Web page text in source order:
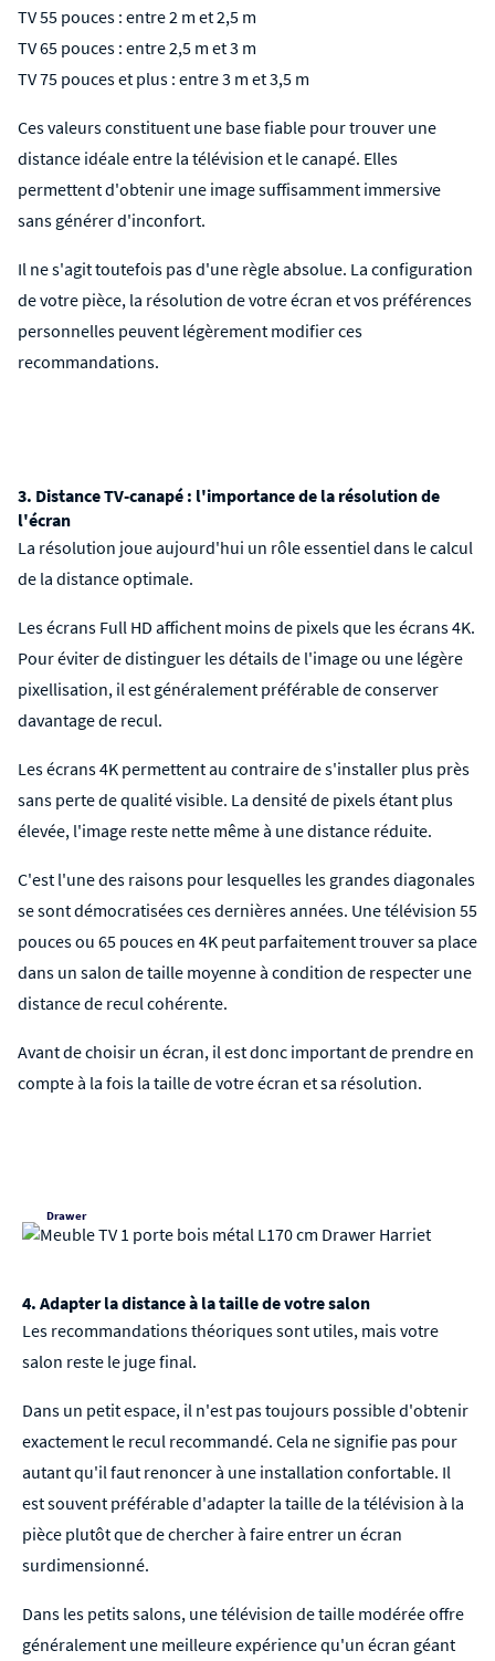
TV 55 pouces : entre 2 m et 2,5 m
TV 65 pouces : entre 2,5 m et 3 m
TV 75 pouces et plus : entre 3 m et 3,5 m
Ces valeurs constituent une base fiable pour trouver une
distance idéale entre la télévision et lecanapé. Elles
permettent d'obtenir une image suffisamment immersive
sans générer d'inconfort.
Il ne s'agit toutefois pas d'une règle absolue. La configuration
de votre pièce, la résolution de votre écran et vos préférences
personnelles peuvent légèrement modifier ces
recommandations.
3. Distance TV-canapé : l'importance de la résolution de
l'écran
La résolution joue aujourd'hui un rôle essentiel dans le calcul
de la distance optimale.
Les écrans Full HD affichent moins de pixels que les écrans 4K.
Pour éviter de distinguer les détails de l'image ou une légère
pixellisation, il est généralement préférable de conserver
davantage de recul.
Les écrans 4K permettent au contraire de s'installer plus près
sans perte de qualité visible. La densité de pixels étant plus
élevée, l'image reste nette même à une distance réduite.
C'est l'une des raisons pour lesquelles les grandes diagonales
se sont démocratisées ces dernières années. Une télévision 55
pouces ou 65 pouces en 4K peut parfaitement trouver sa place
dans un salon de taille moyenne à condition de respecter une
distance de recul cohérente.
Avant de choisir un écran, il est donc important de prendre en
compte à la fois la taille de votre écran et sa résolution.
Drawer
4. Adapter la distance à la taille de votre salon
Les recommandations théoriques sont utiles, mais votre
salon reste le juge final.
Dans un petit espace, il n'est pas toujours possible d'obtenir
exactement le recul recommandé. Cela ne signifie pas pour
autant qu'il faut renoncer à une installation confortable. Il
est souvent préférable d'adapter la taille de la télévision à la
pièce plutôt que de chercher à faire entrer un écran
surdimensionné.
Dans les petits salons, une télévision de taille modérée offre
généralement une meilleure expérience qu'un écran géant